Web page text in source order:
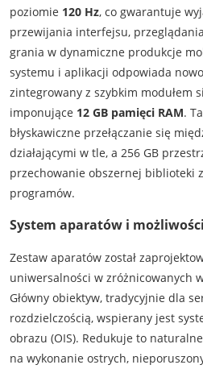
poziomie 120 Hz, co gwarantuje
przewijania interfejsu,
grania w dynamiczne produkcje
systemu i aplikacji odpowiada
zintegrowany z szybkim modułem
imponujące 12 GB pamięci RAM.
błyskawiczne przełączanie się
działającymi w tle, a 256 GB
przechowanie obszernej biblioteki
programów.
System aparatów i
Zestaw aparatów został
uniwersalności w zróżnicowanych
Główny obiektyw, tradycyjnie dla
rozdzielczością, wspierany jest
obrazu (OIS). Redukuje to
na wykonanie ostrych,